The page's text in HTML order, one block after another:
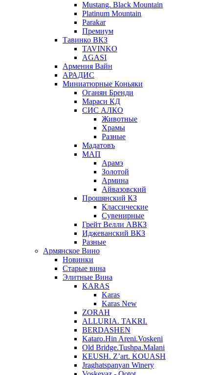
Mustang. Black Mountain
Platinum Mountain
Parakar
Премиум
Тавинко ВКЗ
TAVINKO
AGASI
Армения Вайн
АРАДИС
Миниатюрные Коньяки
Оганян Бренди
Мараси КД
СИС АЛКО
Животные
Храмы
Разные
Мадатовъ
МАП
Арамэ
Золотой
Армина
Айвазовский
Прошянский КЗ
Классические
Сувенирные
Грейт Велли АВКЗ
Иджеванский ВКЗ
Разные
Армянское Вино
Новинки
Старые вина
Элитные Вина
KARAS
Karas
Karas New
ZORAH
ALLURIA. TAKRI.
BERDASHEN
Kataro.Hin Areni.Voskeni
Old Bridge.Tushpa.Malani
KEUSH. Z’art. KOUASH
Jraghatspanyan Winery